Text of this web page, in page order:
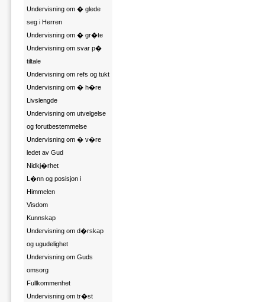
Undervisning om � glede
seg i Herren
Undervisning om � gr�te
Undervisning om svar p�
tiltale
Undervisning om refs og tukt
Undervisning om � h�re
Livslengde
Undervisning om utvelgelse
og forutbestemmelse
Undervisning om � v�re
ledet av Gud
Nidkj�rhet
L�nn og posisjon i
Himmelen
Visdom
Kunnskap
Undervisning om d�rskap
og ugudelighet
Undervisning om Guds
omsorg
Fullkommenhet
Undervisning om tr�st